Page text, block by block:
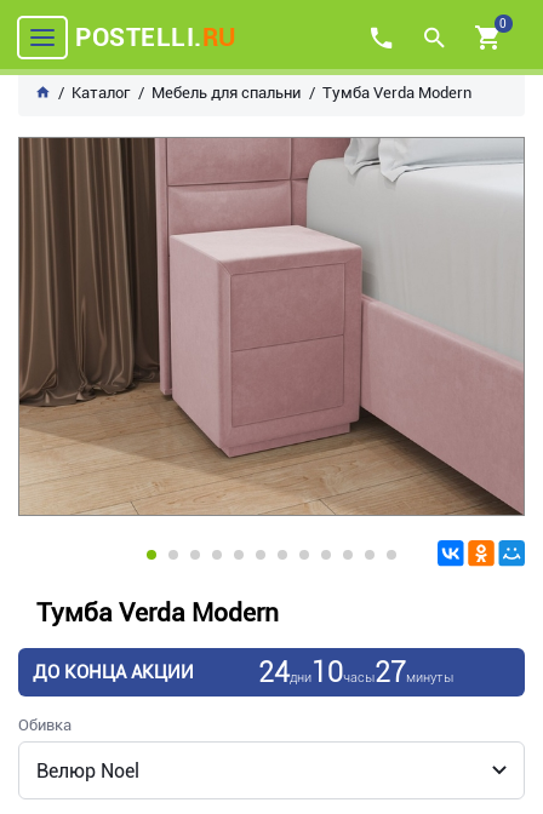
POSTELLI.RU 0
Каталог Мебель для спальни Тумба Verda Modern
Тумба Verda Modern
ДО КОНЦА АКЦИИ 24дни10часы27минуты
Обивка